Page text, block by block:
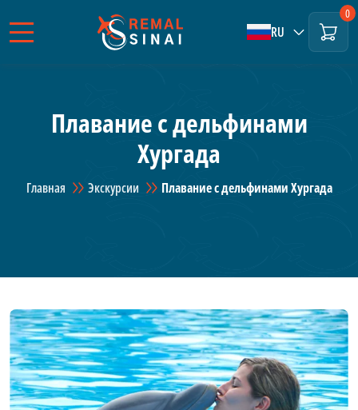
RU
0
Плавание с дельфинами
Хургада
Главная Экскурсии Плавание с дельфинами Хургада